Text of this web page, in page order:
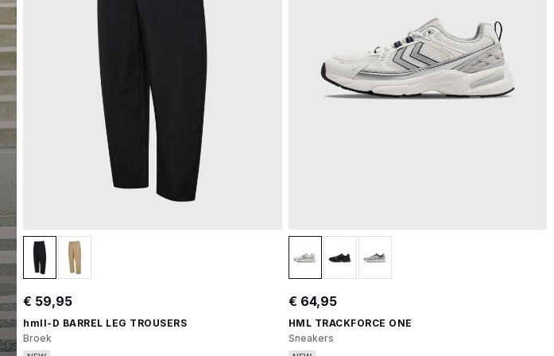
€ 59,95
hmlI-D BARREL LEG TROUSERS
Broek
€ 64,95
HML TRACKFORCE ONE
Sneakers